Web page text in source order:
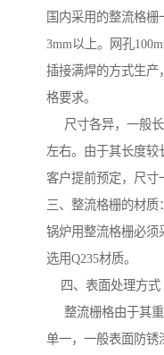
国内采用的整流格栅
3mm以上。网孔
插接满焊的方式生产
格要求。
尺寸各异，一般长
左右。由于其长度较
客户提前预定，尺寸
三、整流格栅的材质：
锅炉用整流格栅必须
选用Q235材质。
四、表面处理方式
整流栅格由于其重
单一，一般表面防锈